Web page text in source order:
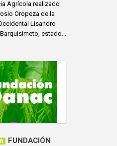
Agrícola realizado
Oropeza de la
Lisandro
estado...
FUNDACIÓN